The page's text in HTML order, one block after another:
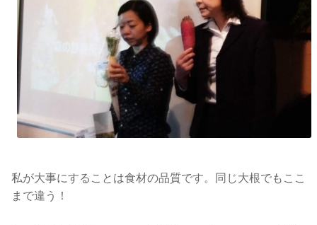
私が大事にすることは食材の品質です。同じ大根でもここ
まで違う！